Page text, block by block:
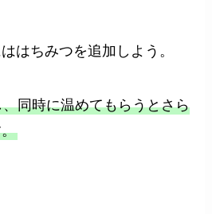
はちみつを追加しよう。
同時に温めてもらうとさら